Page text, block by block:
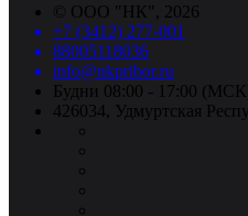
© ООО "НК", 2026
+7 (3412) 277-001
88005118036
info@nkpribor.ru
Будни 08:00 - 17:00
426034, Удмуртская